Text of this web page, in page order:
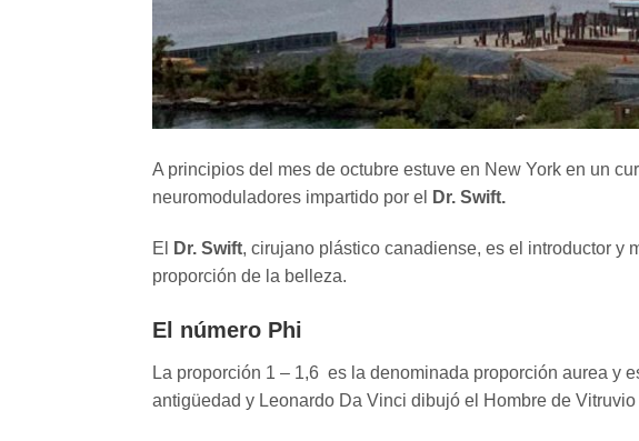
A principios del mes de octubre estuve en New York en un
neuromoduladores impartido por el
Dr. Swift.
El Dr. Swift, cirujano plástico canadiense, es el introductor y
proporción de la belleza.
El número Phi
La proporción 1 – 1,6 es la denominada proporción aurea y
antigüedad y Leonardo Da Vinci dibujó el Hombre de